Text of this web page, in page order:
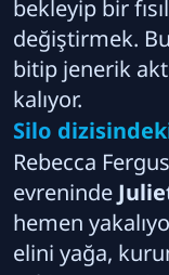
bekleyip bir
değiştirmek.
bitip jenerik
kalıyor.
Silo
Rebecca
evreninde
hemen
elini yağa,